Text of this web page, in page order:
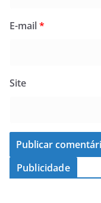
E-mail*
Site
Publicidade